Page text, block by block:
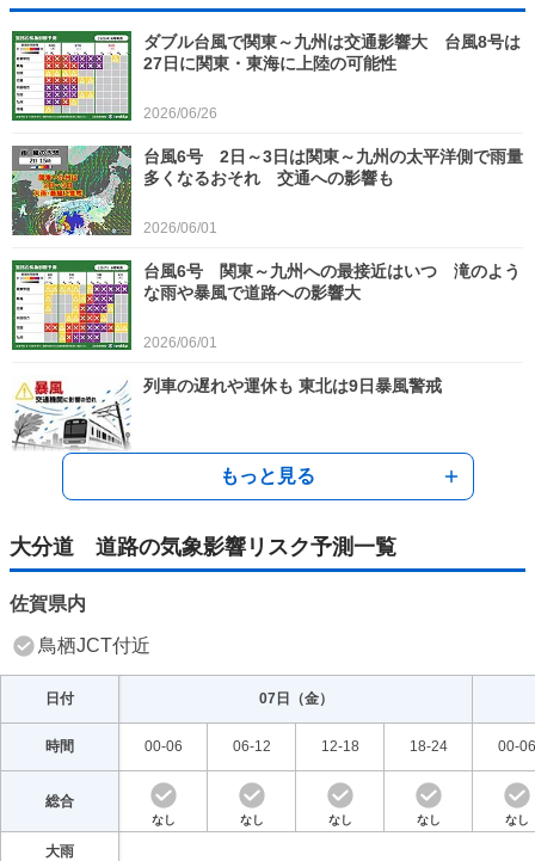
もっと見る
ダブル台風で関東～九州は交通影響大 台風8号は
27日に関東・東海に上陸の可能性
2026/06/26
台風6号 2日～3日は関東～九州の太平洋側で雨量
多くなるおそれ 交通への影響も
2026/06/01
台風6号 関東～九州への最接近はいつ 滝のよう
な雨や暴風で道路への影響大
2026/06/01
列車の遅れや運休も 東北は9日暴風警戒
2026/05/08
東北は明日8日は雷雨 明後日9日は強風による交
2026/05/07
報級の暴風の恐れ 交通の乱れに注意
ゴールデンウィーク4日～6日は雨・雪・風でUタ
ーンの足にも影響大 道路影響予測
2026/05/03
気象予報士の解説をもっと見る
大分道 道路の気象影響リスク予測一覧
佐賀県内
鳥栖JCT付近
日付 07日（金）
時間 00-06 06-12 12-18 18-24 00-06
総合
なし なし なし なし なし
大雨